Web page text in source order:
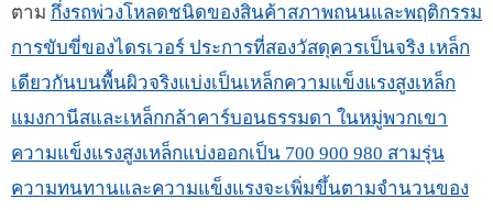
ตาม กึ่งรถพ่วงโหลดชนิดของสินค้าสภาพถนนและพฤติกรรม
การขับขี่ของไดรเวอร์ ประการที่สองวัสดุควรเป็นจริง เหล็ก
เดียวกันบนพื้นผิวจริงแบ่งเป็นเหล็กความแข็งแรงสูงเหล็ก
แมงกานีสและเหล็กกล้าคาร์บอนธรรมดา ในหมู่พวกเขา
ความแข็งแรงสูงเหล็กแบ่งออกเป็น 700 900 980 สามรุ่น
ความทนทานและความแข็งแรงจะเพิ่มขึ้นตามจำนวนของ